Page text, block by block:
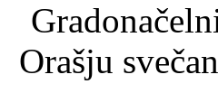
Orašju